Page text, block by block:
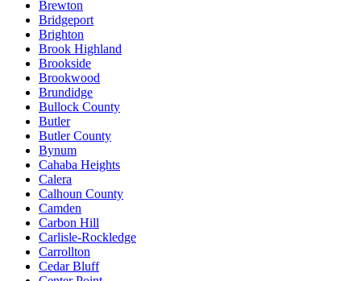
Brewton
Bridgeport
Brighton
Brook Highland
Brookside
Brookwood
Brundidge
Bullock County
Butler
Butler County
Bynum
Cahaba Heights
Calera
Calhoun County
Camden
Carbon Hill
Carlisle-Rockledge
Carrollton
Cedar Bluff